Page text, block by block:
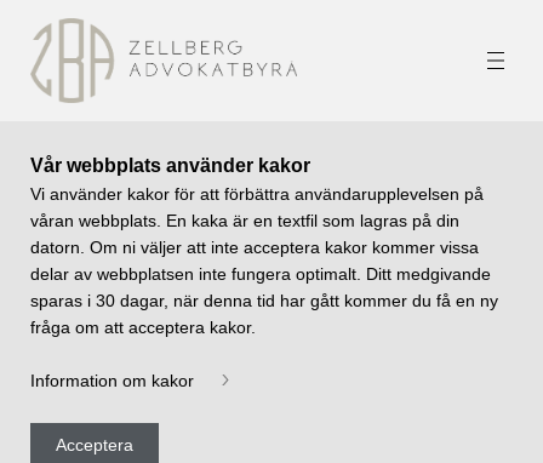
Vår webbplats använder kakor
Vi använder kakor för att förbättra användarupplevelsen på
våran webbplats. En kaka är en textfil som lagras på din
datorn. Om ni väljer att inte acceptera kakor kommer vissa
delar av webbplatsen inte fungera optimalt. Ditt medgivande
sparas i 30 dagar, när denna tid har gått kommer du få en ny
fråga om att acceptera kakor.
Information om kakor
Acceptera